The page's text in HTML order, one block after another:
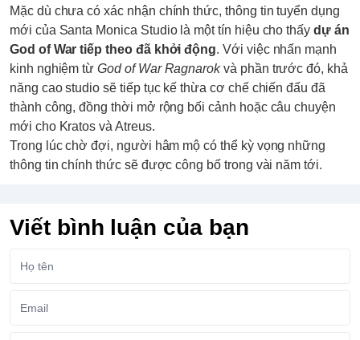
Mặc dù chưa có xác nhận chính thức, thông tin tuyển dụng
mới của Santa Monica Studio là một tín hiệu cho thấydự án
God of War tiếp theo đã khởi động. Với việc nhấn mạnh
kinh nghiệm từGod of War Ragnarokvà phần trước đó, khả
năng cao studio sẽ tiếp tục kế thừa cơ chế chiến đấu đã
thành công, đồng thời mở rộng bối cảnh hoặc câu chuyện
mới cho Kratos và Atreus.
Trong lúc chờ đợi, người hâm mộ có thể kỳ vọng những
thông tin chính thức sẽ được công bố trong vài năm tới.
Viết bình luận của bạn